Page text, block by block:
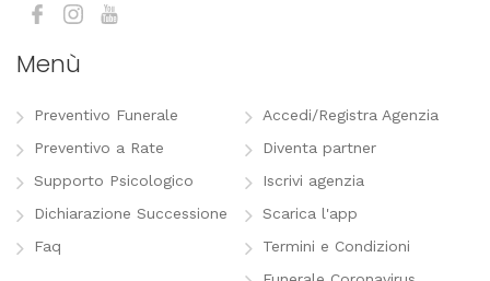
Menù
Preventivo Funerale
Preventivo a Rate
Supporto Psicologico
Dichiarazione Successione
Faq
Accedi/Registra Agenzia
Diventa partner
Iscrivi agenzia
Scarica l'app
Termini e Condizioni